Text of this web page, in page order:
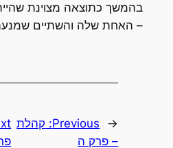
בהמשך כתוצאה מצוינת
– האחת שלה והשתיים
←
Previous: קהלת
– פרק ה